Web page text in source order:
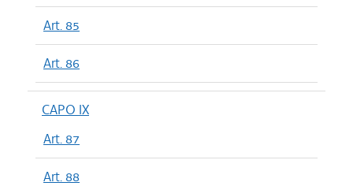
Art. 85
Art. 86
CAPO IX
Art. 87
Art. 88